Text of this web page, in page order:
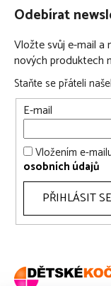
Odebírat
Vložte svůj e-mail a
nových produktech
Staňte se přáteli
E-mail
Vložením e-
osobních údajů
PŘIHLÁSIT SE